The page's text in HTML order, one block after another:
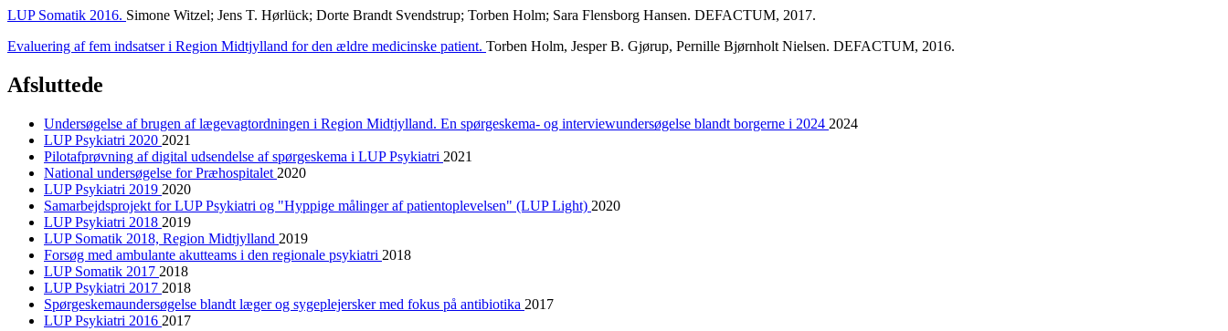
LUP Somatik 2016. Simone Witzel; Jens T. Hørlück; Dorte Brandt Svendstrup; Torben Holm; Sara Flensborg Hansen. DEFACTUM, 2017.
Evaluering af fem indsatser i Region Midtjylland for den ældre medicinske patient. Torben Holm, Jesper B. Gjørup, Pernille Bjørnholt Nielsen. DEFACTUM, 2016.
Afsluttede
Undersøgelse af brugen af lægevagtordningen i Region Midtjylland. En spørgeskema- og interviewundersøgelse blandt borgerne i 2024 2024
LUP Psykiatri 2020 2021
Pilotafprøvning af digital udsendelse af spørgeskema i LUP Psykiatri 2021
National undersøgelse for Præhospitalet 2020
LUP Psykiatri 2019 2020
Samarbejdsprojekt for LUP Psykiatri og "Hyppige målinger af patientoplevelsen" (LUP Light) 2020
LUP Psykiatri 2018 2019
LUP Somatik 2018, Region Midtjylland 2019
Forsøg med ambulante akutteams i den regionale psykiatri 2018
LUP Somatik 2017 2018
LUP Psykiatri 2017 2018
Spørgeskemaundersøgelse blandt læger og sygeplejersker med fokus på antibiotika 2017
LUP Psykiatri 2016 2017